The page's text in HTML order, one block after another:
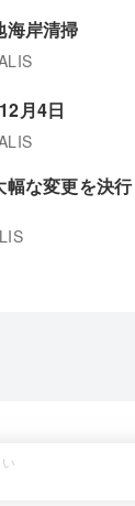
岸清掃
月4日
な変更を決